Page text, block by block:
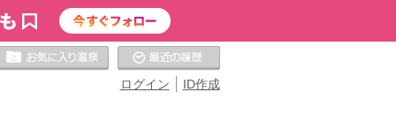
ID作成
ログイン
お気に入りの温泉